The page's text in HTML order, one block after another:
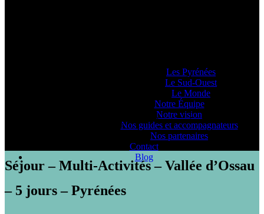
Les Pyrénées
Le Sud-Ouest
Le Monde
Notre Équipe
Notre vision
Nos guides et accompagnateurs
Nos partenaires
Contact
Blog
Séjour Multi Activités Vallée d'Ossau et Aragon - 5 jours
Séjour – Multi-Activités – Vallée d’Ossau
– 5 jours – Pyrénées